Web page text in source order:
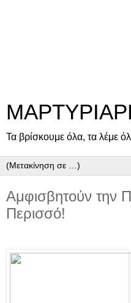
Τα βρίσκουμε όλα, τα λέμε
Αμφισβητούν την
Περισσό!